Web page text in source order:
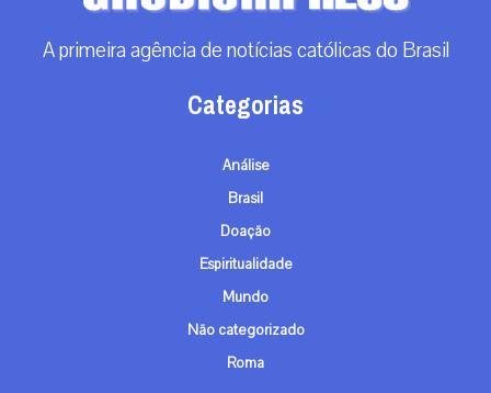
A primeira agência de notícias católicas do Brasil
Categorias
Análise
Brasil
Doação
Espiritualidade
Mundo
Não categorizado
Roma